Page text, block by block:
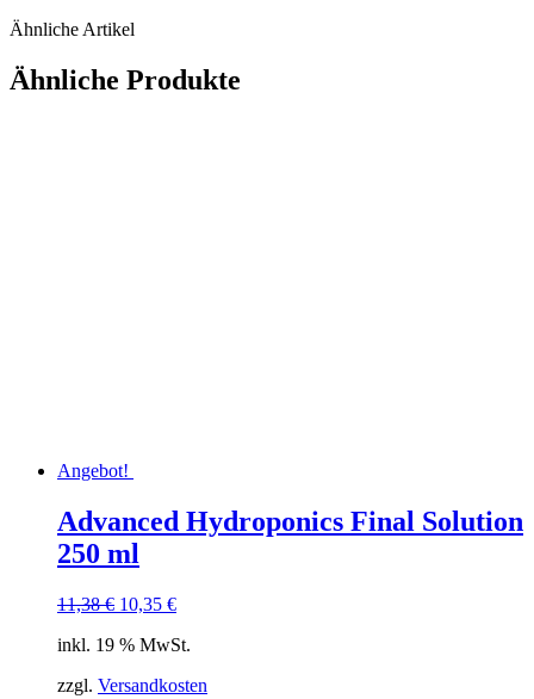
Ähnliche Artikel
Ähnliche Produkte
Angebot!
Advanced Hydroponics Final Solution
250 ml
11,38€ Ursprünglicher
war:
10,35 €Aktueller
ist:
inkl. 19 % MwSt.
zzgl. Versandkosten